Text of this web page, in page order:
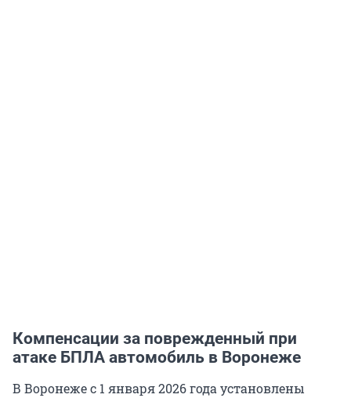
Компенсации за поврежденный при
атаке БПЛА автомобиль в Воронеже
В Воронеже с 1 января 2026 года установлены